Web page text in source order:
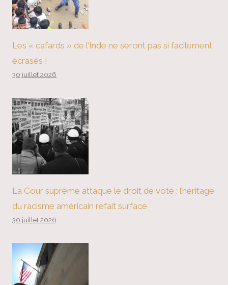
Les « cafards » de l’Inde ne seront pas si facilement
écrasés !
30 juillet 2026
La Cour suprême attaque le droit de vote : l’héritage
du racisme américain refait surface
30 juillet 2026